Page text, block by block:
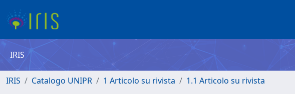
IRIS
IRIS Catalogo UNIPR 1 Articolo su rivista 1.1 Articolo su rivista